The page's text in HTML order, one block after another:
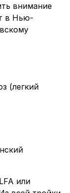
внимание
в Нью-
(легкий
или